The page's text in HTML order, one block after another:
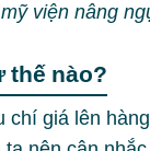
viện nâng
thế nào?
chí giá lên